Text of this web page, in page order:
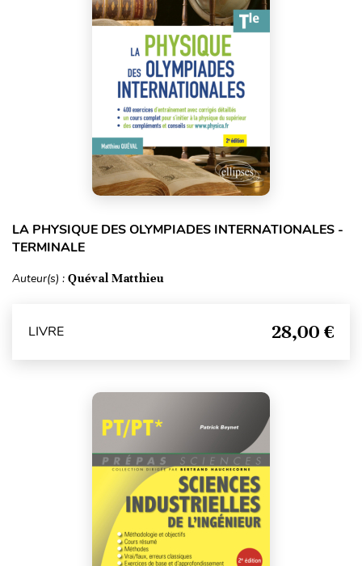
LA PHYSIQUE DES OLYMPIADES INTERNATIONALES -
TERMINALE
Auteur(s) : Quéval Matthieu
LIVRE 28,00 €